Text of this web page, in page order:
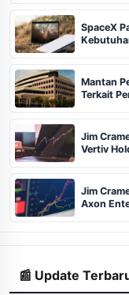
SpaceX
Mantan
Terkait
Jim
Vertiv
Jim
Axon
📰 Update